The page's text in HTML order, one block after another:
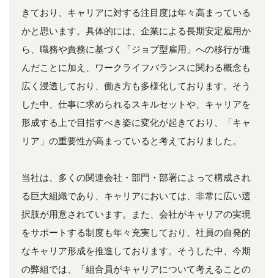
きており、キャリアに対する注目度は年々高まっている
かと思います。具体的には、企業による長期安定雇用か
ら、職務や責務に基づく「ジョブ型雇用」への移行が進
んだことに加え、ワークライフバランスに関わる概念も
広く浸透しており、働き方も多様化しております。そう
した中、仕事に求められるスキルセットや、キャリアを
形成する上で目指すべき姿に変化が起きており、「キャ
リア」の重要性が高まっていると考えておりました。
当社は、多くの関連会社・部門・部署によって構成され
る巨大組織であり、キャリアにおいては、非常に広い選
択肢が用意されています。また、会社がキャリアの実現
をサポートする制度も年々充実しており、社員の自発的
なキャリア形成を推進しております。そうした中、今期
の弊組では、「組合員がキャリアについて考えることの